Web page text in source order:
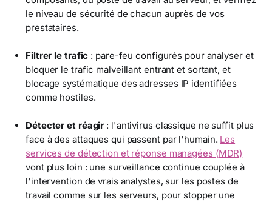
le niveau de sécurité de chacun auprès de vos
prestataires.
Filtrer le trafic : pare-feu configurés pour analyser et
bloquer le trafic malveillant entrant et sortant, et
blocage systématique des adresses IP identifiées
comme hostiles.
Détecter et réagir : l'antivirus classique ne suffit plus
face à des attaques qui passent par l'humain. Les
services de détection et réponse managées (MDR)
vont plus loin : une surveillance continue couplée à
l'intervention de vrais analystes, sur les postes de
travail comme sur les serveurs, pour stopper une